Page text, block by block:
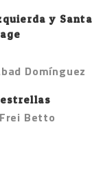
y Santa
Domínguez
Frei Betto